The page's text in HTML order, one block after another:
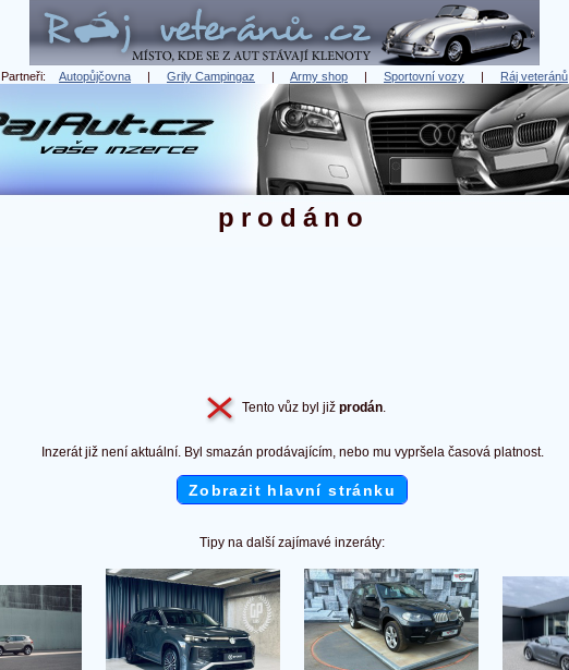
Partneři: Autopůjčovna | Grily Campingaz | Army shop | Sportovní vozy | Ráj veteránů
prodáno
Tento vůz byl již prodán.
Inzerát již není aktuální. Byl smazán prodávajícím, nebo mu vypršela časová platnost.
Zobrazit hlavní stránku
Tipy na další zajímavé inzeráty: